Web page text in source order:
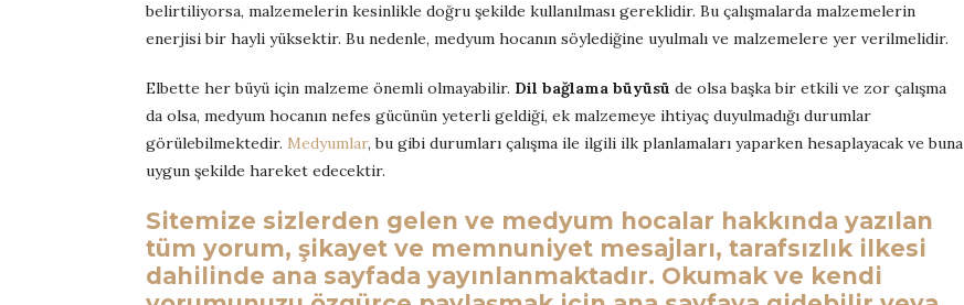
belirtiliyorsa, malzemelerin kesinlikle doğru şekilde kullanılması gereklidir. Bu çalışmalarda malzemelerin
enerjisi bir hayli yüksektir. Bu nedenle, medyum hocanın söylediğine uyulmalı ve malzemelere yer verilmelidir.
Elbette her büyü için malzeme önemli olmayabilir. Dil bağlama büyüsü de olsa başka bir etkili ve zor çalışma
da olsa, medyum hocanın nefes gücünün yeterli geldiği, ek malzemeye ihtiyaç duyulmadığı durumlar
görülebilmektedir. Medyumlar, bu gibi durumları çalışma ile ilgili ilk planlamaları yaparken hesaplayacak ve buna
uygun şekilde hareket edecektir.
Sitemize sizlerden gelen ve medyum hocalar hakkında yazılan
tüm yorum, şikayet ve memnuniyet mesajları, tarafsızlık ilkesi
dahilinde ana sayfada yayınlanmaktadır. Okumak ve kendi